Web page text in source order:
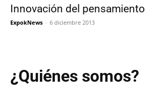
Innovación del pensamiento
ExpokNews - 6 diciembre 2013
¿Quiénes somos?